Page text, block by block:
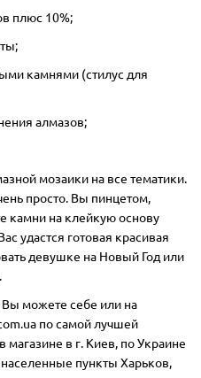
плюс 10%;
камнями (стилус для
алмазов;
мозаики на все тематики.
просто. Вы пинцетом,
камни на клейкую основу
удастся готовая красивая
девушке на Новый Год или
можете себе или на
по самой лучшей
в г. Киев, по Украине
пункты Харьков,